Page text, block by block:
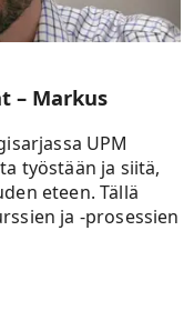
– Markus
UPM
työstään ja siitä,
eteen. Tällä
ja -prosessien